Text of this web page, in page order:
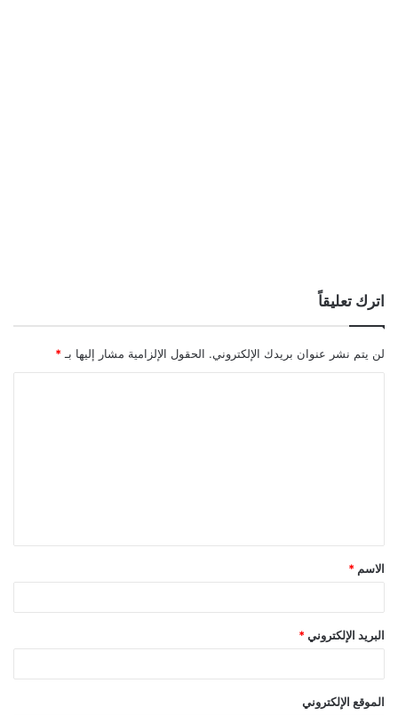
اترك تعليقاً
لن يتم نشر عنوان بريدك الإلكتروني. الحقول الإلزامية مشار إليها بـ *
ق
*
الاسم *
البريد الإلكتروني *
الموقع الإلكتروني